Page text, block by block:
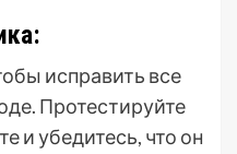
исправить все
Протестируйте
и убедитесь, что он